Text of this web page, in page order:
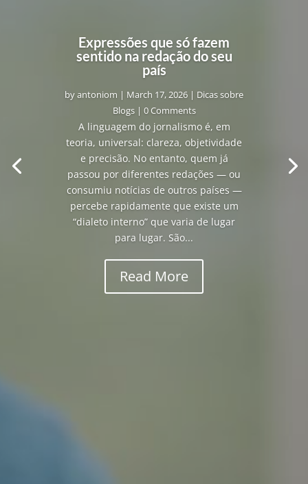
Expressões que só fazem
sentido na redação do seu
país
byantoniom | March 17, 2026 | Dicas sobre
Blogs| 0 Comments
A linguagem do jornalismo é, em
teoria, universal: clareza, objetividade
e precisão. No entanto, quem já
passou por diferentes redações — ou
consumiu notícias de outros países —
percebe rapidamente que existe um
“dialeto interno” que varia de lugar
para lugar. São...
Read More